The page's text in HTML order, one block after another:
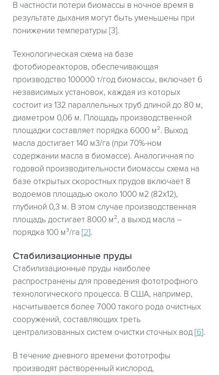
В частности потери биомассы в ночное время в
результате дыхания могут быть уменьшены при
понижении температуры [3].
Технологическая схема на базе
фотобиореакторов, обеспечивающая
производство 100000 т/год биомассы, включает 6
независимых установок, каждая из которых
состоит из 132 параллельных труб длиной до 80 м,
диаметром 0,06 м. Площадь производственной
площадки составляет порядка 6000 м². Выход
масла достигает 140 м3/га (при 70%-ном
содержании масла в биомассе). Аналогичная по
годовой производительности биомассы схема на
базе открытых скоростных прудов включает 8
водоемов площадью около 1000 м2 (82х12),
глубиной 0,3 м. В этом случае производственная
площадь достигает 8000 м², а выход масла –
порядка 100 м³/га [2].
Стабилизационные пруды
Стабилизационные пруды наиболее
распространены для проведения фототрофного
технологического процесса. В США, например,
насчитывается более 7000 такого рода очистных
сооружений, составляющих треть
централизованных систем очистки сточных вод [6].
В течение дневного времени фототрофы
производят растворенный кислород,